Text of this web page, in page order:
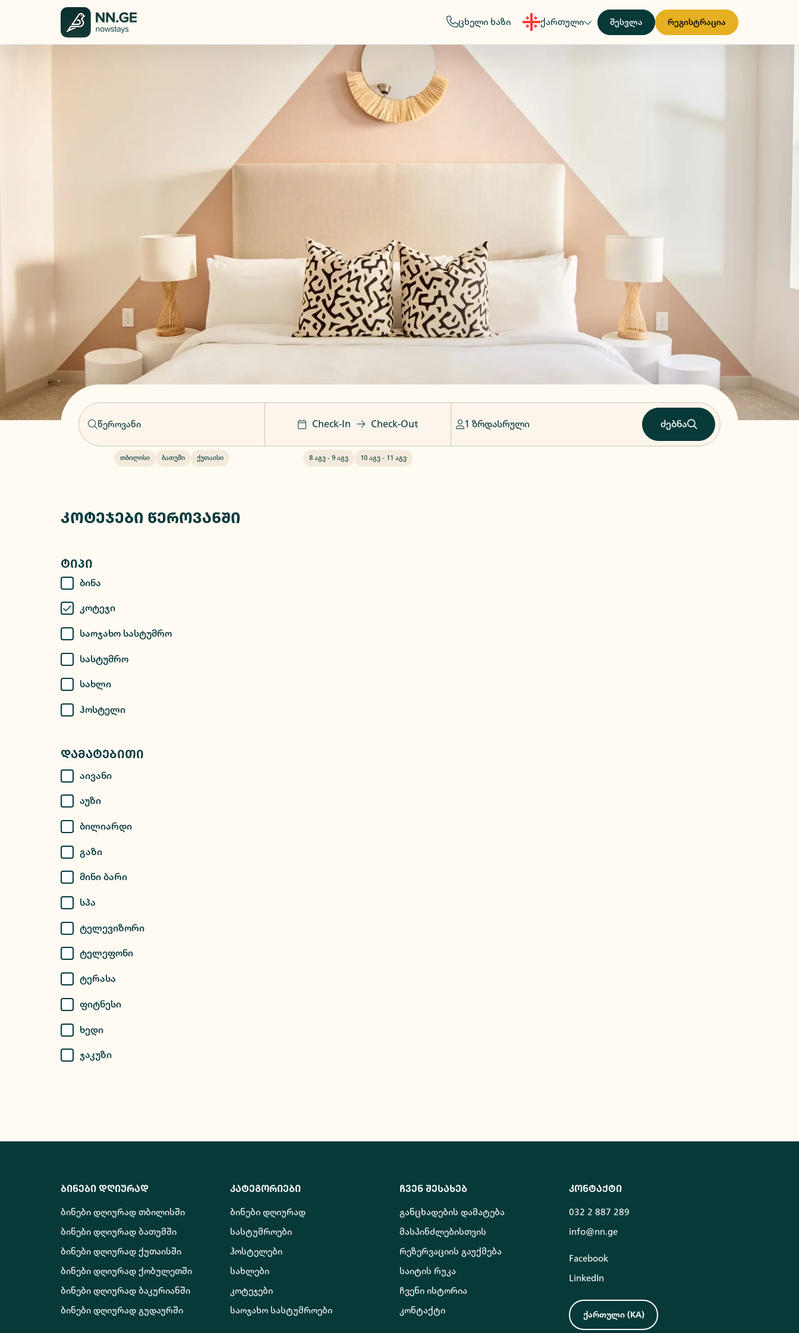
ცხელი ხაზი ქართული შესვლა რეგისტრაცია
თბილისი ბათუმი ქუთაისი
Check-In Check-Out
8 აგვ - 9 აგვ 10 აგვ - 11 აგვ
1 ზრდასრული ძებნა
კოტეჯები წეროვანში
Ტიპი
Ბინა
Კოტეჯი
Საოჯახო Სასტუმრო
Სასტუმრო
Სახლი
Ჰოსტელი
Დამატებითი
Აივანი
Აუზი
Ბილიარდი
Გაზი
Მინი Ბარი
Სპა
Ტელევიზორი
Ტელეფონი
Ტერასა
Ფიტნესი
Ხედი
Ჯაკუზი
ბინები დღიურად
ბინები დღიურად თბილისში
ბინები დღიურად ბათუმში
ბინები დღიურად ქუთაისში
ბინები დღიურად ქობულეთში
ბინები დღიურად ბაკურიანში
ბინები დღიურად გუდაურში
კატეგორიები
ბინები დღიურად
სასტუმროები
ჰოსტელები
სახლები
კოტეჯები
საოჯახო სასტუმროები
ჩვენ შესახებ
განცხადების დამატება
მასპინძლებისთვის
რეზერვაციის გაუქმება
საიტის რუკა
ჩვენი ისტორია
კონტაქტი
კონტაქტი
032 2 887 289
info@nn.ge
Facebook
LinkedIn
ქართული (KA)